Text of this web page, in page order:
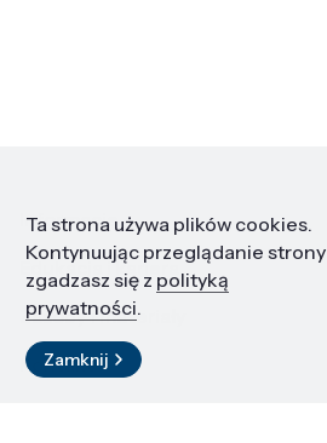
Informacje
Edukacja i kariera
Zasoby i materiały
Kontakt
Ta strona używa plików cookies.
Kontynuując przeglądanie strony
zgadzasz się z polityką
prywatności.
Zamknij